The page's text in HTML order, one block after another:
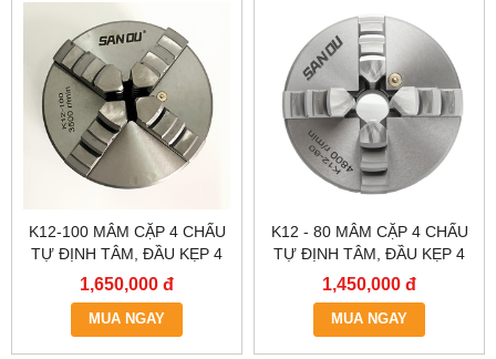
K12-100 MÂM CẶP 4 CHẤU
TỰ ĐỊNH TÂM, ĐẦU KẸP 4
CHẤU, MÂM CẶP 4 CHẤU
MÁY TIỆN, ĐẦU KẸP MÁY
TIỆN 1 TẤC, LATO MÁY
TIỆN, MÂM
1,650,000 đ
MUA NGAY
K12 - 80 MÂM CẶP 4 CHẤU
TỰ ĐỊNH TÂM, ĐẦU KẸP 4
CHẤU, MÂM CẶP 4 CHẤU
MÁY TIỆN, ĐẦU KẸP MÁY
TIỆN 0,8 TẤC, LATO MÁY
TIỆN.
1,450,000 đ
MUA NGAY